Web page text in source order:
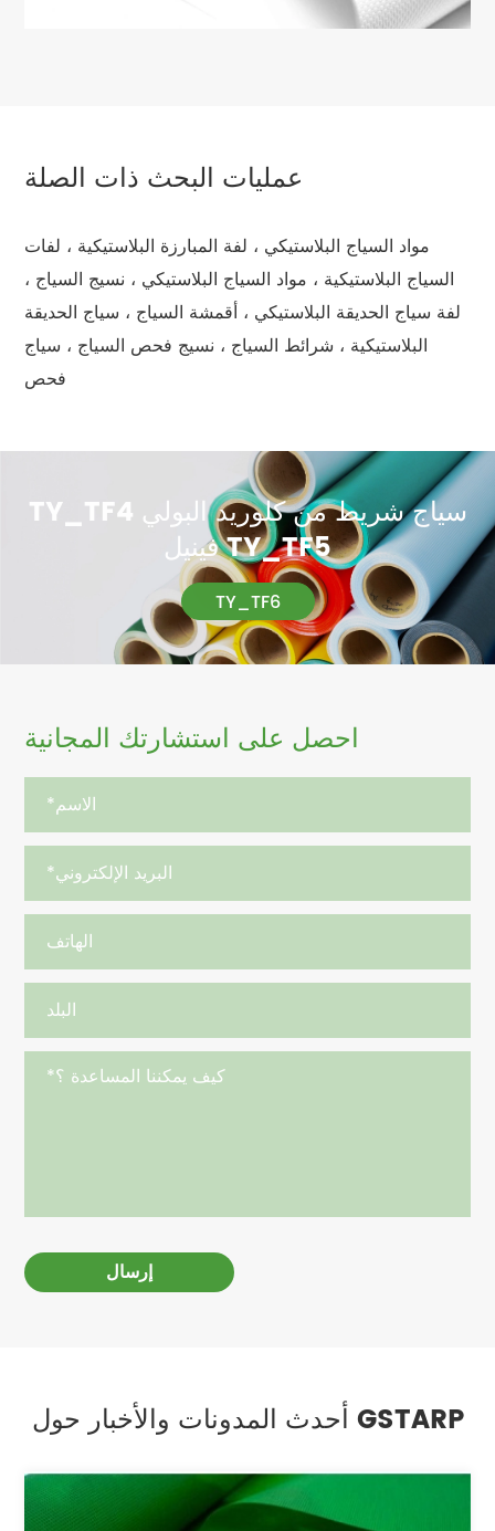
عمليات البحث ذات الصلة
مواد السياج البلاستيكي ، لفة المبارزة البلاستيكية ، لفات
السياج البلاستيكية ، مواد السياج البلاستيكي ، نسيج السياج ،
لفة سياج الحديقة البلاستيكي ، أقمشة السياج ، سياج الحديقة
البلاستيكية ، شرائط السياج ، نسيج فحص السياج ، سياج
فحص
TY_TF4 سياج شريط من كلوريد البولي
فينيل TY_TF5
TY_TF6
احصل على استشارتك المجانية
إرسال
أحدث المدونات والأخبار حول GSTARP